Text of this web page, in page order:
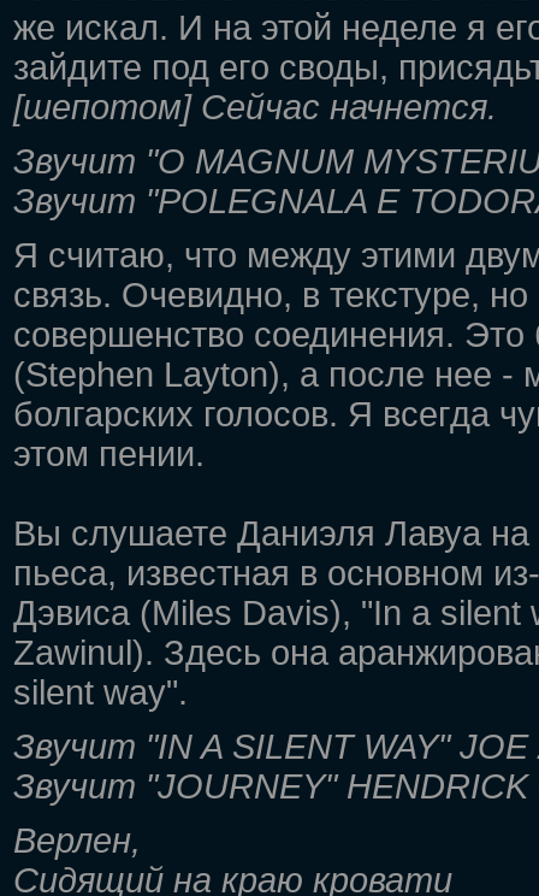
же искал. И на этой неделе я
зайдите под его своды,
[шепотом] Сейчас начнется.
Звучит "O MAGNUM
Звучит "POLEGNALA E
Я считаю, что между этими
связь. Очевидно, в текстуре,
совершенство соединения.
(Stephen Layton), а после нее -
болгарских голосов. Я всегда
этом пении.
Вы слушаете Даниэля Лавуа
пьеса, известная в основном
Дэвиса (Miles Davis), "In a
Zawinul). Здесь она
silent way".
Звучит "IN A SILENT WAY"
Звучит "JOURNEY" HENDRICK
Верлен,
Сидящий на краю кровати